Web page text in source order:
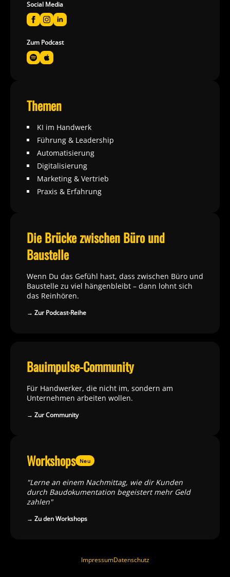
Social Media
Zum Podcast
Themen
KI im Handwerk
Führung & Leadership
Automatisierung
Digitalisierung
Marketing & Vertrieb
Praxis & Erfahrung
Die Brücke zwischen Büro und
Baustelle
Wenn Du das Gefühl hast, dass zwischen Büro und
Baustelle zu viel hängenbleibt – dann lohnt sich
das Reinhören.
→ Zur Podcast-Reihe
Bauimpulse-Community
Für Handwerker, die nicht im, sondern am
Unternehmen arbeiten wollen.
→ Zur Community
Workshops Neu
"Lerne an einem Nachmittag, wie dir Kunden
durch Baudokumentation begeistert mehr Geld
zahlen"
→ Zu den Workshops
ImpressumDatenschutz